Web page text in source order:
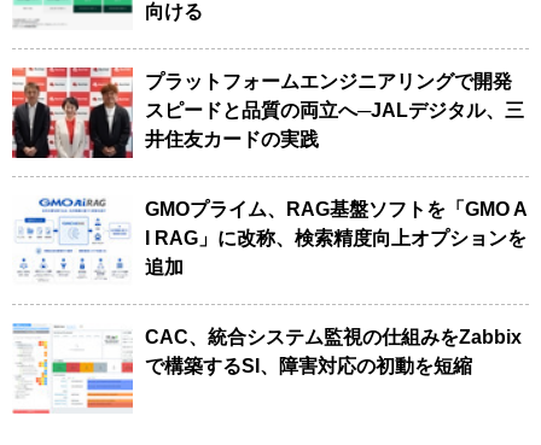
向ける
プラットフォームエンジニアリングで開発
スピードと品質の両立へ─JALデジタル、三
井住友カードの実践
GMOプライム、RAG基盤ソフトを「GMO A
I RAG」に改称、検索精度向上オプションを
追加
CAC、統合システム監視の仕組みをZabbix
で構築するSI、障害対応の初動を短縮